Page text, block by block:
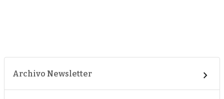
Archivo Newsletter